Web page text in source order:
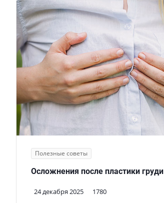
Полезные советы
24 декабря 2025 1780
Осложнения после пластики груди